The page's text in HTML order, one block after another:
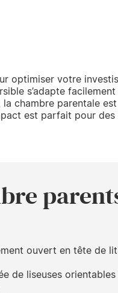
optimiser votre
s’adapte facilement
chambre parentale
est parfait pour des
ouvert en tête de
de liseuses orientables